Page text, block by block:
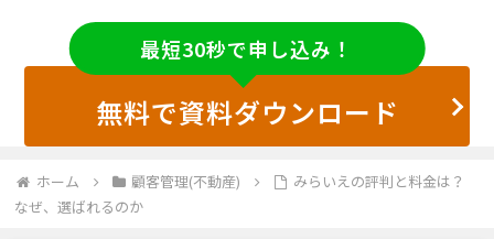
最短30秒で申し込み！
無料で資料ダウンロード
ホーム 顧客管理(不動産)
みらいえの評判と料金は？
なぜ、選ばれるのか